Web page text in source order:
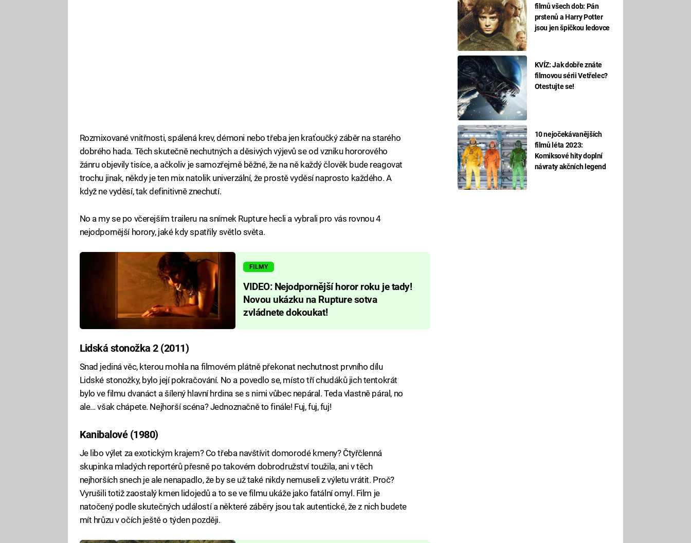
filmů všech dob: Pán
prstenů a Harry Potter
jsou jen špičkou ledovce
KVÍZ: Jak dobře znáte
filmovou sérii Vetřelec?
Otestujte se!
10 nejočekávanějších
filmů léta 2023:
Komiksové hity doplní
návraty akčních legend
Rozmixované vnitřnosti, spálená krev, démoni nebo třeba jen kraťoučký záběr na starého
dobrého hada. Těch skutečně nechutných a děsivých výjevů se od vzniku hororového
žánru objevily tisíce, a ačkoliv je samozřejmě běžné, že na ně každý člověk bude reagovat
trochu jinak, někdy je ten mix natolik univerzální, že prostě vyděsí naprosto každého. A
když ne vyděsí, tak definitivně znechutí.
No a my se po včerejším traileru na snímek Rupture hecli a vybrali pro vás rovnou 4
nejodpornější horory, jaké kdy spatřily světlo světa.
FILMY
VIDEO: Nejodpornější horor roku je tady!
Novou ukázku na Rupture sotva
zvládnete dokoukat!
Lidská stonožka 2 (2011)
Snad jediná věc, kterou mohla na filmovém plátně překonat nechutnost prvního dílu
Lidské stonožky, bylo její pokračování. No a povedlo se, místo tří chudáků jich tentokrát
bylo ve filmu dvanáct a šílený hlavní hrdina se s nimi vůbec nepáral. Teda vlastně páral, no
ale… však chápete. Nejhorší scéna? Jednoznačně to finále! Fuj, fuj, fuj!
Kanibalové (1980)
Je libo výlet za exotickým krajem? Co třeba navštívit domorodé kmeny? Čtyřčlenná
skupinka mladých reportérů přesně po takovém dobrodružství toužila, ani v těch
nejhorších snech je ale nenapadlo, že by se už také nikdy nemuseli z výletu vrátit. Proč?
Vyrušili totiž zaostalý kmen lidojedů a to se ve filmu ukáže jako fatální omyl. Film je
natočený podle skutečných událostí a některé záběry jsou tak autentické, že z nich budete
mít hrůzu v očích ještě o týden později.